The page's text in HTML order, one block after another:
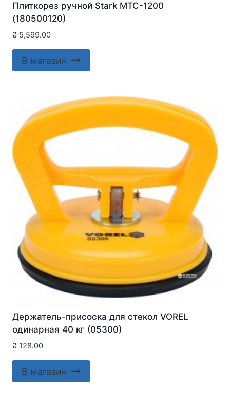
Плиткорез ручной Stark MTC-1200
(180500120)
₴ 5,599.00
В магазин
Держатель-присоска для стекол VOREL
одинарная 40 кг (05300)
₴ 128.00
В магазин